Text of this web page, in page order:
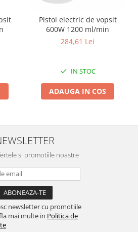
gatit
plante
Pistol electric de vopsit
600W 1200 ml/min
284,61 Lei
IN STOC
ADAUGA IN COS
si promotiile noastre
newsletter cu promotiile
mai multe in Politica de